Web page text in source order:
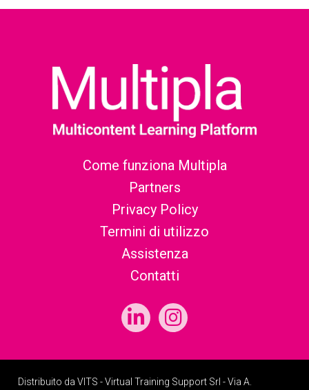
Come funziona Multipla
Partners
Privacy Policy
Termini di utilizzo
Assistenza
Contatti
Distribuito da VITS - Virtual Training Support Srl - Via A.